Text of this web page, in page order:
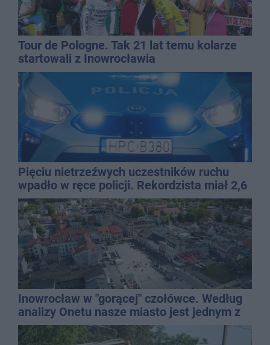
Tour de Pologne. Tak 21 lat temu kolarze
startowali z Inowrocławia
Pięciu nietrzeźwych uczestników ruchu
wpadło w ręce policji. Rekordzista miał 2,6
promila
Inowrocław w "gorącej" czołówce. Według
analizy Onetu nasze miasto jest jednym z
najbardziej narażonych na upały